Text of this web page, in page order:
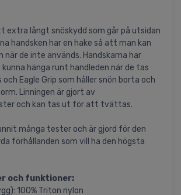
extra långt snöskydd som går på utsidan
handsken har en hake så att man kan
när de inte används. Handskarna har
hänga runt handleden när de tas
och Eagle Grip som håller snön borta och
Linningen är gjort av
och kan tas ut för att tvättas.
många tester och är gjord för den
förhållanden som vill ha den högsta
och funktioner:
100% Triton nylon